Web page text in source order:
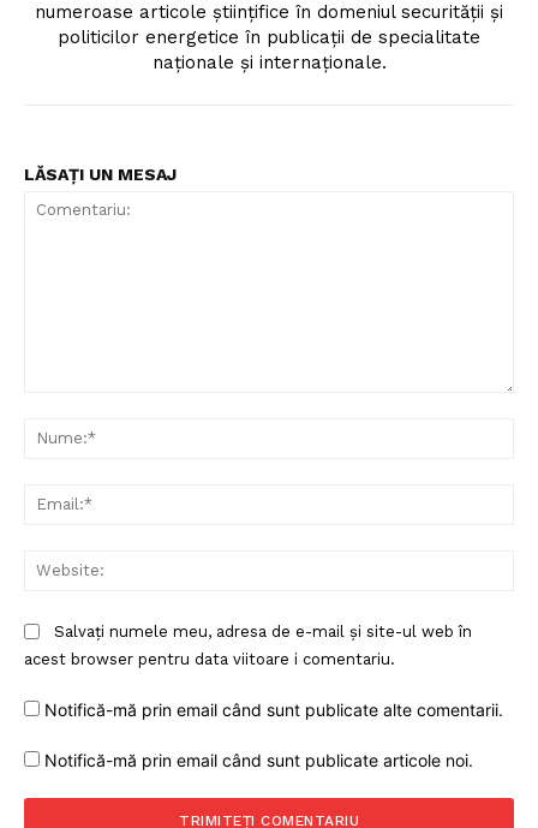
numeroase articole științifice în domeniul securității și
politicilor energetice în publicații de specialitate
naționale și internaționale.
LĂSAȚI UN MESAJ
Salvați numele meu, adresa de e-mail și site-ul web în
acest browser pentru data viitoare i comentariu.
Notifică-mă prin email când sunt publicate alte comentarii.
Notifică-mă prin email când sunt publicate articole noi.